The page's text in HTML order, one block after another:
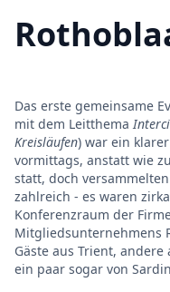
Das erste gemeinsame
mit dem Leitthema
Kreisläufen) war ein
vormittags, anstatt wie
statt, doch
zahlreich - es waren
Konferenzraum der
Mitgliedsunternehmens
Gäste aus Trient,
ein paar sogar von